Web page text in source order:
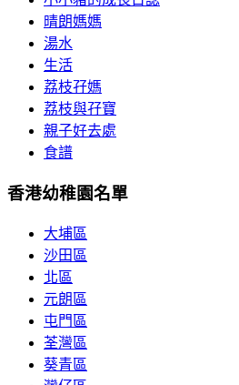
晴朗媽媽
湯水
生活
荔枝孖媽
荔枝與孖寶
親子好去處
食譜
香港幼稚園名單
大埔區
沙田區
北區
元朗區
屯門區
荃灣區
葵青區